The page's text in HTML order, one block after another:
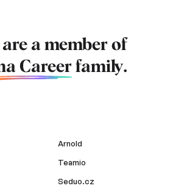
are a member of
Career family.
Arnold
Teamio
Seduo.cz